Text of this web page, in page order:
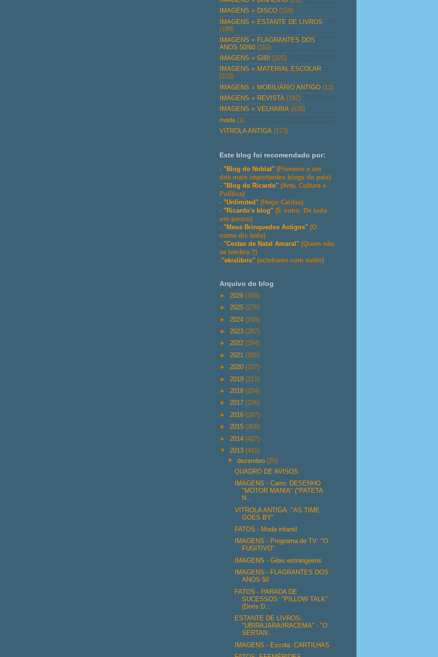
IMAGENS = DISCO (158)
IMAGENS = ESTANTE DE LIVROS
(199)
IMAGENS = FLAGRANTES DOS
ANOS 50/60 (110)
IMAGENS = GIBI
(325)
IMAGENS = MATERIAL ESCOLAR
(210)
IMAGENS = MOBILIÁRIO ANTIGO (13)
IMAGENS = REVISTA (182)
IMAGENS = VELHARIA (639)
moda (1)
VITROLA ANTIGA (173)
Este blog foi recomendado por:
- "Blog do Noblat" (Pioneiro e um
dos mais importantes blogs do país)
- "Blog do Ricardo" (Arte, Cultura e
Política)
- "Unlimited" (Hugo Caldas)
- "Ricardo's blog" (É outro. De tudo
um pouco)
- "Meus Brinquedos Antigos" (O
nome diz tudo)
- "Cestas de Natal Amaral" (Quem não
se lembra ?)
-"ekislibris" (ecletismo com estilo)
Arquivo do blog
► 2026 (168)
► 2025 (276)
► 2024 (249)
► 2023 (287)
► 2022 (294)
► 2021 (300)
► 2020 (207)
► 2019 (211)
► 2018 (204)
► 2017 (226)
► 2016 (297)
► 2015 (368)
► 2014 (427)
▼ 2013 (441)
▼dezembro(20)
QUADRO DE AVISOS
IMAGENS - Carro: DESENHO
"MOTOR MANIA" ("PATETA
N...
VITROLA ANTIGA: "AS TIME
GOES BY"
FATOS - Moda infantil
IMAGENS - Programa de TV: "O
FUGITIVO"
IMAGENS - Gibis estrangeiros
IMAGENS - FLAGRANTES DOS
ANOS 50
FATOS - PARADA DE
SUCESSOS: "PILLOW TALK"
(Doris D...
ESTANTE DE LIVROS:
"UBIRAJARA/IRACEMA" - "O
SERTAN...
IMAGENS - Escola: CARTILHAS